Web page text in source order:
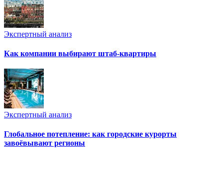
Экспертный анализ
Как компании выбирают штаб-квартиры
Экспертный анализ
Глобальное потепление: как городские курорты
завоёвывают регионы